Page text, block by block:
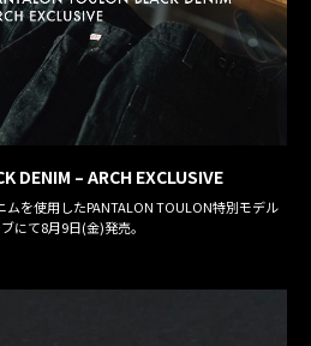
DENIM – ARCH EXCLUSIVE
を使用したPANTALON TOULON特別モデル
にて8月9日(金)発売。